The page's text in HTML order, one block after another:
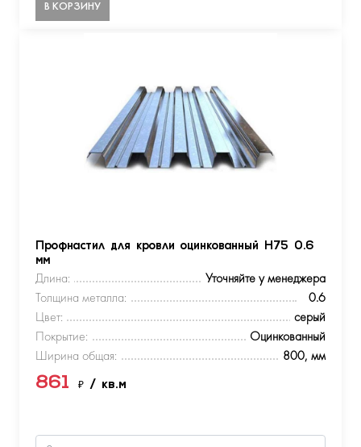
В КОРЗИНУ
Профнастил для кровли оцинкованный Н75 0.6
мм
Длина:
Уточняйте у менеджера
Толщина металла:
0.6
Цвет:
серый
Покрытие:
Оцинкованный
Ширина общая:
800, мм
861 ₽ / кв.м